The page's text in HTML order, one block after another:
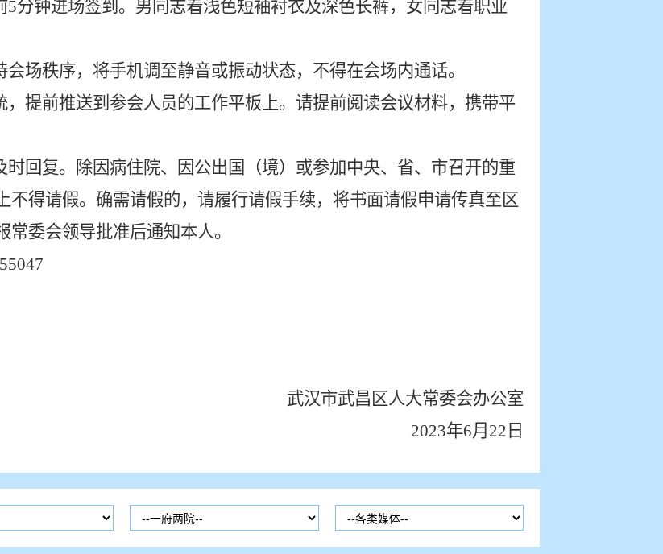
5分钟进场签到。男同 志着浅色短袖衬衣及深色长裤， 女同志着职业
场秩序，将手机调至静音或振动状态，不得在会场内通话。
提前推送到参会人员的工作平板上。请提前阅读会议材料，携带平
回复。除因病住院、因公出国（境）或参加中央、省、市召开的重
不得请假。确需请假的，请履行请假手续，将书面请假申请传真至区
委会领导批准后通知本人。
武汉市武昌区人大常委会办公室
2023年6月 22 日